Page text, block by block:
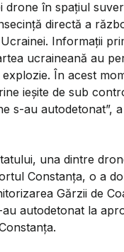
drone în spațiul
directă a
Informații
ucraineană au
În acest
ieșite de sub
s-au autodetonat”,
una dintre
Constanța, o a
Gărzii de
autodetonat la